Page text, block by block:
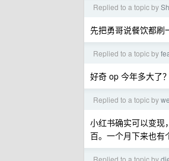
Replied to a topic by
先把勇哥说餐饮都刷
Replied to a topic by
好奇 op 今年多大了？
Replied to a topic by
小红书确实可以变现
百。一个月下来也有
Replied to a topic by